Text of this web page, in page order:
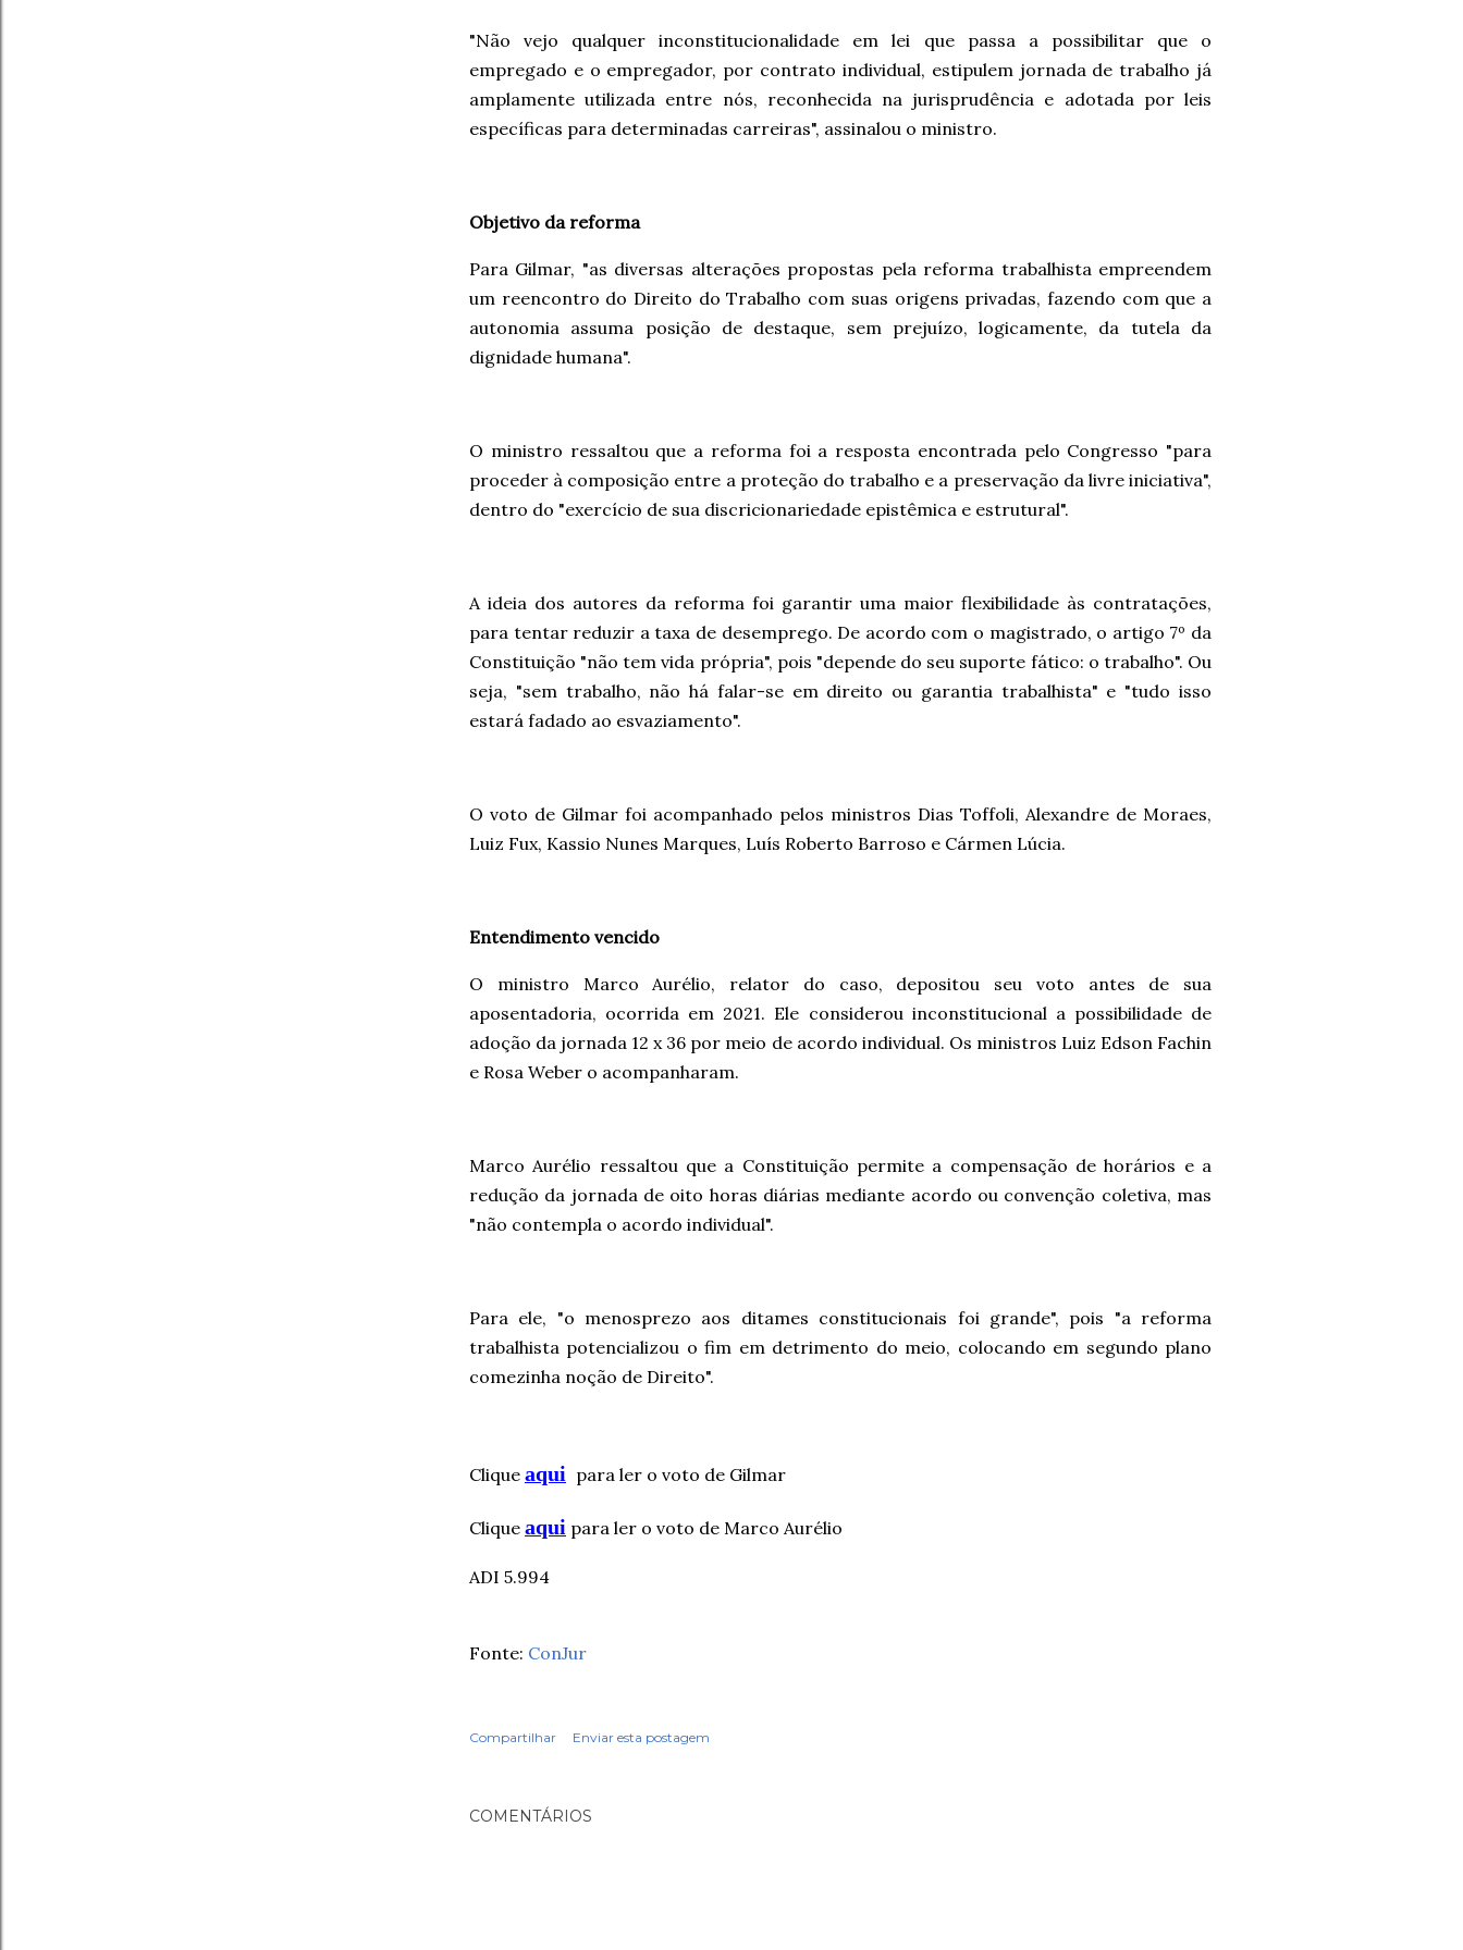
"Não vejo qualquer inconstitucionalidade em lei que passa a possibilitar que o
empregado e o empregador, por contrato individual, estipulem jornada de trabalho já
amplamente utilizada entre nós, reconhecida na jurisprudência e adotada por leis
específicas para determinadas carreiras", assinalou o ministro.
Objetivo da reforma
Para Gilmar, "as diversas alterações propostas pela reforma trabalhista empreendem
um reencontro do Direito do Trabalho com suas origens privadas, fazendo com que a
autonomia assuma posição de destaque, sem prejuízo, logicamente, da tutela da
dignidade humana".
O ministro ressaltou que a reforma foi a resposta encontrada pelo Congresso "para
proceder à composição entre a proteção do trabalho e a preservação da livre iniciativa",
dentro do "exercício de sua discricionariedade epistêmica e estrutural".
A ideia dos autores da reforma foi garantir uma maior flexibilidade às contratações,
para tentar reduzir a taxa de desemprego. De acordo com o magistrado, o artigo 7º da
Constituição "não tem vida própria", pois "depende do seu suporte fático: o trabalho". Ou
seja, "sem trabalho, não há falar-se em direito ou garantia trabalhista" e "tudo isso
estará fadado ao esvaziamento".
O voto de Gilmar foi acompanhado pelos ministros Dias Toffoli, Alexandre de Moraes,
Luiz Fux, Kassio Nunes Marques, Luís Roberto Barroso e Cármen Lúcia.
Entendimento vencido
O ministro Marco Aurélio, relator do caso, depositou seu voto antes de sua
aposentadoria, ocorrida em 2021. Ele considerou inconstitucional a possibilidade de
adoção da jornada 12 x 36 por meio de acordo individual. Os ministros Luiz Edson Fachin
e Rosa Weber o acompanharam.
Marco Aurélio ressaltou que a Constituição permite a compensação de horários e a
redução da jornada de oito horas diárias mediante acordo ou convenção coletiva, mas
"não contempla o acordo individual".
Para ele, "o menosprezo aos ditames constitucionais foi grande", pois "a reforma
trabalhista potencializou o fim em detrimento do meio, colocando em segundo plano
comezinha noção de Direito".
Clique aqui para ler o voto de Gilmar
Clique aqui para ler o voto de Marco Aurélio
ADI 5.994
Fonte: ConJur
Compartilhar Enviar esta postagem
COMENTÁRIOS